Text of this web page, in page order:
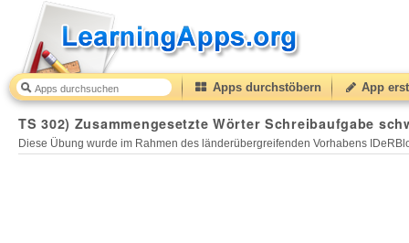
Apps durchstöbern App
TS 302) Zusammengesetzte Wörter Schreibaufgabe
Diese Übung wurde im Rahmen des länderübergreifenden Vorhabens